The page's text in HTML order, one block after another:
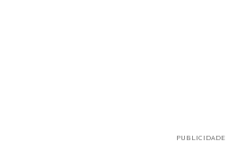
PUBLICIDADE